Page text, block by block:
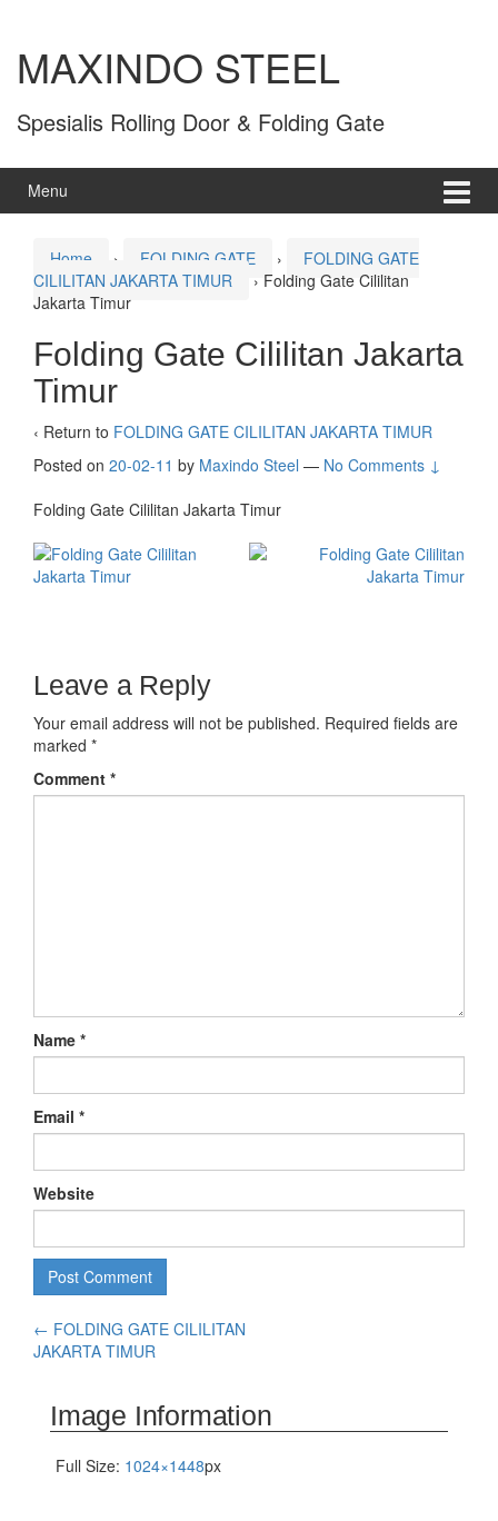
MAXINDO STEEL
Spesialis Rolling Door & Folding Gate
Menu
Home › FOLDING GATE ›
FOLDING GATE
CILILITAN JAKARTA TIMUR
› Folding Gate Cililitan
Jakarta Timur
Folding Gate Cililitan Jakarta
Timur
‹ Return to FOLDING GATE CILILITAN JAKARTA TIMUR
Posted on 20-02-11 by Maxindo Steel — No Comments ↓
Folding Gate Cililitan Jakarta Timur
Leave a Reply
Your email address will not be published. Required fields are
marked *
Comment *
Name *
Email *
Website
← FOLDING GATE CILILITAN
JAKARTA TIMUR
Image Information
Full Size: 1024×1448px